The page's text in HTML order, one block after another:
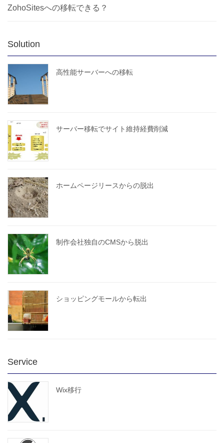
ZohoSitesへの移転できる？
Solution
高性能サーバーへの移転
サーバー移転でサイト維持経費削減
ホームページリースからの脱出
制作会社独自のCMSから脱出
ショッピングモールから転出
Service
Wix移行